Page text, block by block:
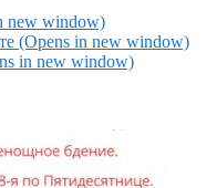
new window)
(Opens in new window)
in new window)